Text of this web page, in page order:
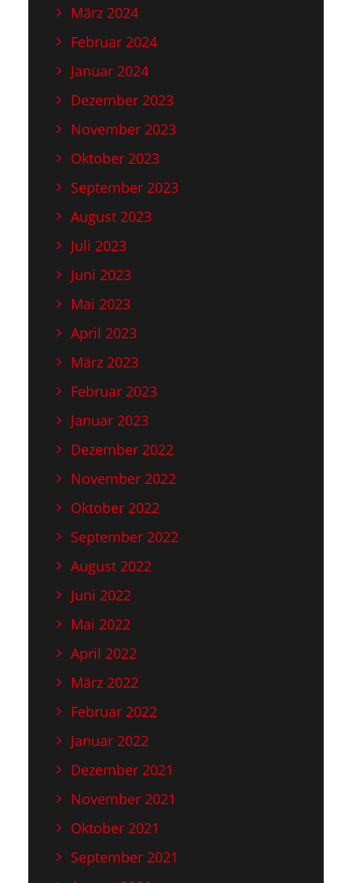
März 2024
Februar 2024
Januar 2024
Dezember 2023
November 2023
Oktober 2023
September 2023
August 2023
Juli 2023
Juni 2023
Mai 2023
April 2023
März 2023
Februar 2023
Januar 2023
Dezember 2022
November 2022
Oktober 2022
September 2022
August 2022
Juni 2022
Mai 2022
April 2022
März 2022
Februar 2022
Januar 2022
Dezember 2021
November 2021
Oktober 2021
September 2021